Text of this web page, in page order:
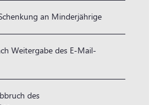
an Minderjährige
Weitergabe des E-Mail-
des